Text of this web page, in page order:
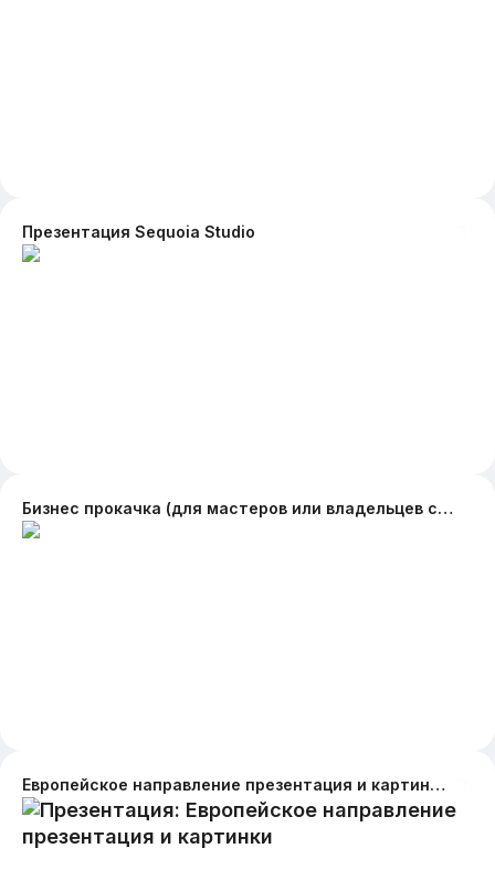
Презентация Sequoia Studio
Бизнес прокачка (для мастеров или владельцев студий по открытию или развитию своего кабинета/студии с нуля)
Европейское направление презентация и картинки